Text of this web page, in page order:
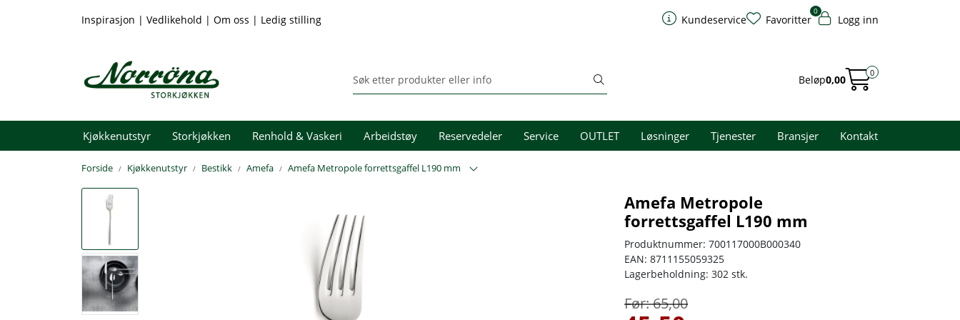
Inspirasjon | Vedlikehold | Om oss | Ledig stilling Kundeservice
0
Favoritter Logg inn
Beløp0,00
0
Kjøkkenutstyr Storkjøkken Renhold & Vaskeri Arbeidstøy Reservedeler Service OUTLET Løsninger Tjenester Bransjer Kontakt
Forside Kjøkkenutstyr Bestikk Amefa Amefa Metropole forrettsgaffel L190 mm
Amefa Metropole
forrettsgaffel L190 mm
Produktnummer: 700117000B000340
EAN: 8711155059325
Lagerbeholdning: 302 stk.
65,00